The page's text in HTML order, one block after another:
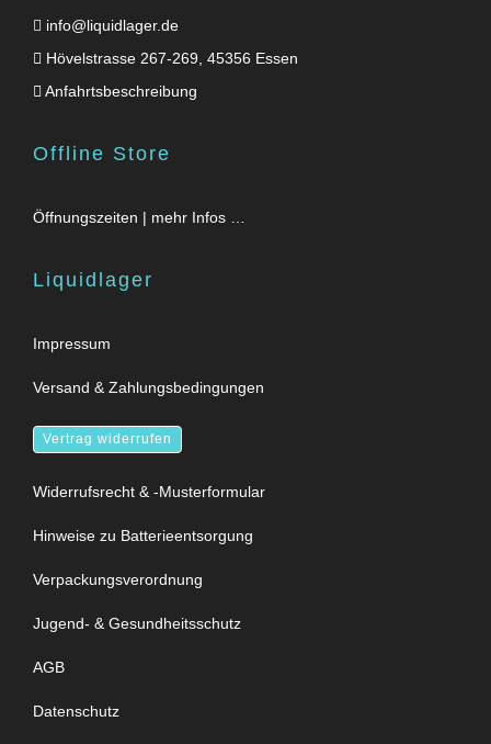
info@liquidlager.de
Hövelstrasse 267-269, 45356 Essen
Anfahrtsbeschreibung
Offline Store
Öffnungszeiten | mehr Infos …
Liquidlager
Impressum
Versand & Zahlungsbedingungen
Vertrag widerrufen
Widerrufsrecht & -Musterformular
Hinweise zu Batterieentsorgung
Verpackungsverordnung
Jugend- & Gesundheitsschutz
AGB
Datenschutz